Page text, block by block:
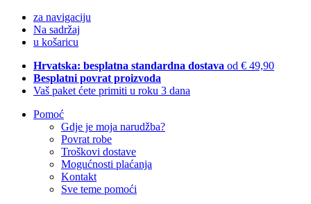
za navigaciju
Na sadržaj
u košaricu
Hrvatska: besplatna standardna dostava od € 49,90
Besplatni povrat proizvoda
Vaš paket ćete primiti u roku 3 dana
Pomoć
Gdje je moja narudžba?
Povrat robe
Troškovi dostave
Mogućnosti plaćanja
Kontakt
Sve teme pomoći